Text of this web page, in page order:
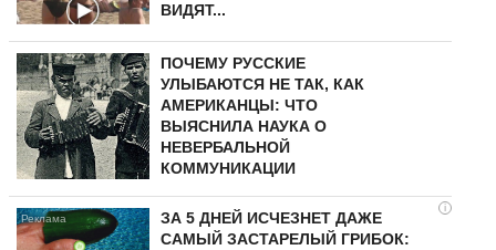
ВИДЯТ...
ПОЧЕМУ РУССКИЕ
УЛЫБАЮТСЯ НЕ ТАК, КАК
АМЕРИКАНЦЫ: ЧТО
ВЫЯСНИЛА НАУКА О
НЕВЕРБАЛЬНОЙ
КОММУНИКАЦИИ
i
ЗА 5 ДНЕЙ ИСЧЕЗНЕТ ДАЖЕ
САМЫЙ ЗАСТАРЕЛЫЙ ГРИБОК: